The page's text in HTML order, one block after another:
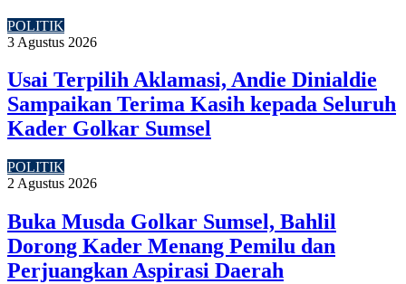
POLITIK
3 Agustus 2026
Usai Terpilih Aklamasi, Andie Dinialdie
Sampaikan Terima Kasih kepada Seluruh
Kader Golkar Sumsel
POLITIK
2 Agustus 2026
Buka Musda Golkar Sumsel, Bahlil
Dorong Kader Menang Pemilu dan
Perjuangkan Aspirasi Daerah